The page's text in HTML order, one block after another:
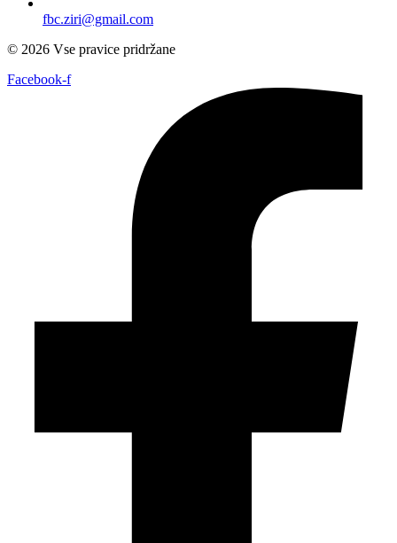
fbc.ziri@gmail.com
© 2026 Vse pravice pridržane
Facebook-f